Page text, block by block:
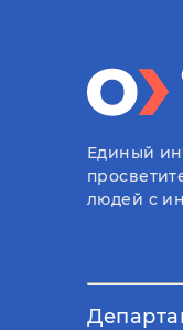
Единый
людей с